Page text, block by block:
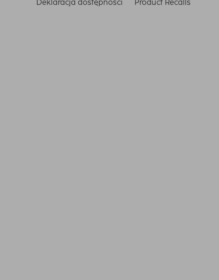
Deklaracja dostępności
Product Recalls